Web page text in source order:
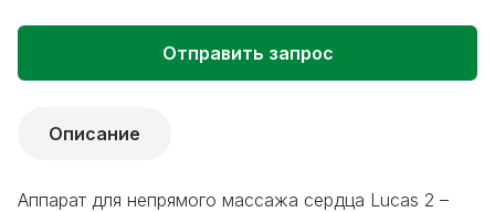
Отправить запрос
Описание
Аппарат для непрямого массажа сердца Lucas 2 –